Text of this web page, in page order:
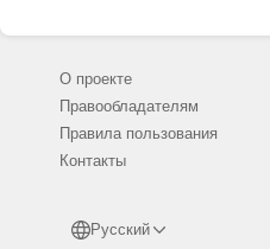
О проекте
Правообладателям
Правила пользования
Контакты
Русский